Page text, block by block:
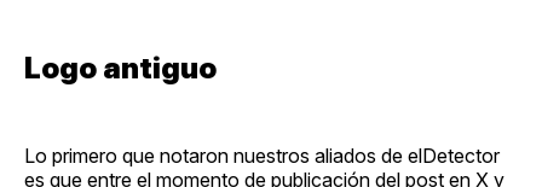
Logo antiguo
Lo primero que notaron nuestros aliados de elDetector
es que entre el momento de publicación del post en X y